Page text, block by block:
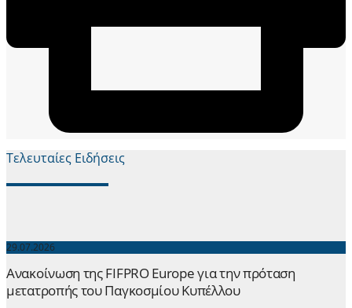
Τελευταίες Ειδήσεις
29.07.2026
Ανακοίνωση της FIFPRO Europe για την πρόταση
μετατροπής του Παγκοσμίου Κυπέλλου